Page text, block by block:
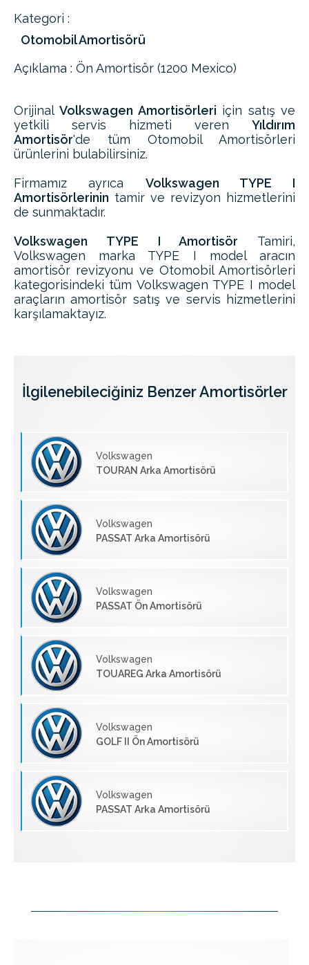
Kategori :
Otomobil Amortisörü
Açıklama : Ön Amortisör (1200 Mexico)
OrijinalVolkswagen Amortisörleri için satış ve
yetkili servis hizmeti veren Yıldırım
Amortisör'de tüm Otomobil Amortisörleri
ürünlerini bulabilirsiniz.
Firmamız ayrıca Volkswagen TYPE I
Amortisörlerinin tamir ve revizyon hizmetlerini
de sunmaktadır.
Volkswagen TYPE I Amortisör Tamiri,
Volkswagen marka TYPE I model aracın
amortisör revizyonu ve Otomobil Amortisörleri
kategorisindeki tüm Volkswagen TYPE I model
araçların amortisör satış ve servis hizmetlerini
karşılamaktayız.
İlgilenebileciğiniz Benzer Amortisörler
Volkswagen
TOURAN Arka Amortisörü
Volkswagen
PASSAT Arka Amortisörü
Volkswagen
PASSAT Ön Amortisörü
Volkswagen
TOUAREG Arka Amortisörü
Volkswagen
GOLF II Ön Amortisörü
Volkswagen
PASSAT Arka Amortisörü